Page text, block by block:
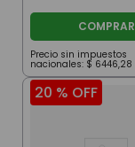
COMPRAR
Precio sin impuestos
nacionales: $ 6446,28
20 % OFF